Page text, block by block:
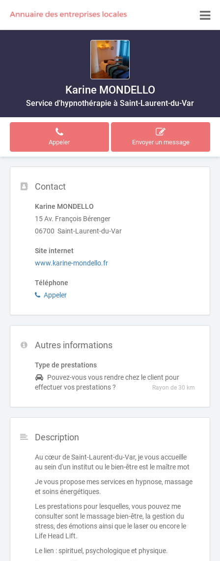
Karine MONDELLO
Service d'hypnothérapie à Saint-Laurent-du-Var
Appeler Envoyer un message
Contact
Karine MONDELLO
15 Av. François Bérenger
06700 Saint-Laurent-du-Var
Site internet
www.karine-mondello.fr
Téléphone
Appeler
Autres informations
Type de prestations
Pouvez-vous vous rendre chez le client pour
effectuer vos prestations ?
Rayon de 30 km
Description
Au cœur de Saint-Laurent-du-Var, je vous accueille
au sein d'un institut ou le bien-être est le maître mot
Je vous propose mes services en hypnose, massage
et soins énergétiques.
Les prestations pour lesquelles, vous pouvez me
consulter sont le massage bien-être, la gestion du
stress, des émotions ainsi que le laser ou encore le
Life Head Lift.
Le lien : spirituel, psychologique et physique.